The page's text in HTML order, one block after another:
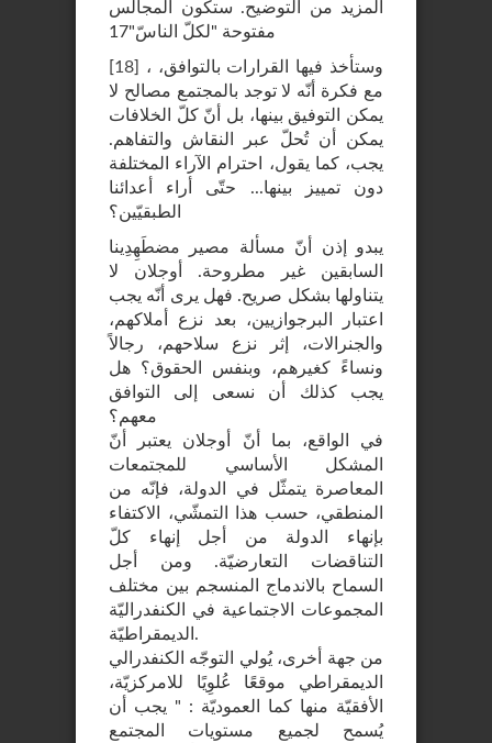
المزيد من التوضيح. ستكون المجالس
مفتوحة "لكلّ الناسّ"17
[18] ، وستأخذ فيها القرارات بالتوافق،
مع فكرة أنّه لا توجد بالمجتمع مصالح لا
يمكن التوفيق بينها، بل أنّ كلّ الخلافات
يمكن أن تُحلّ عبر النقاش والتفاهم.
يجب، كما يقول، احترام الآراء المختلفة
دون تمييز بينها... حتّى أراء أعدائنا
الطبقيّين؟
يبدو إذن أنّ مسألة مصير مضطَهِدِينا
السابقين غير مطروحة. أوجلان لا
يتناولها بشكل صريح. فهل يرى أنّه يجب
اعتبار البرجوازيين، بعد نزع أملاكهم،
والجنرالات، إثر نزع سلاحهم، رجالاً
ونساءً كغيرهم، وبنفس الحقوق؟ هل
يجب كذلك أن نسعى إلى التوافق
معهم؟
في الواقع، بما أنّ أوجلان يعتبر أنّ
المشكل الأساسي للمجتمعات
المعاصرة يتمثّل في الدولة، فإنّه من
المنطقي، حسب هذا التمشّي، الاكتفاء
بإنهاء الدولة من أجل إنهاء كلّ
التناقضات التعارضيّة. ومن أجل
السماح بالاندماج المنسجم بين مختلف
المجموعات الاجتماعية في الكنفدراليّة
الديمقراطيّة.
من جهة أخرى، يُولي التوجّه الكنفدرالي
الديمقراطي موقعًا عُلوِيًا للامركزيّة،
الأفقيّة منها كما العموديّة : " يجب أن
يُسمح لجميع مستويات المجتمع